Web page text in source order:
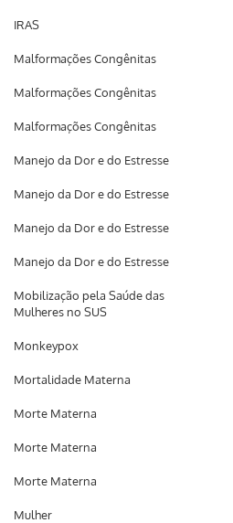
IRAS
Malformações Congênitas
Malformações Congênitas
Malformações Congênitas
Manejo da Dor e do Estresse
Manejo da Dor e do Estresse
Manejo da Dor e do Estresse
Manejo da Dor e do Estresse
Mobilização pela Saúde das
Mulheres no SUS
Monkeypox
Mortalidade Materna
Morte Materna
Morte Materna
Morte Materna
Mulher